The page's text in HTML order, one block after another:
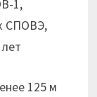
1,
СПОВЭ,
125 м